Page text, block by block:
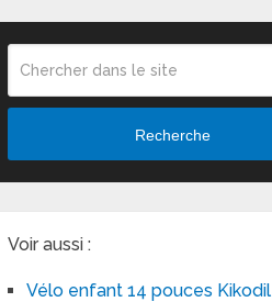
Recherche
Voir aussi :
Vélo enfant 14 pouces Kikodil